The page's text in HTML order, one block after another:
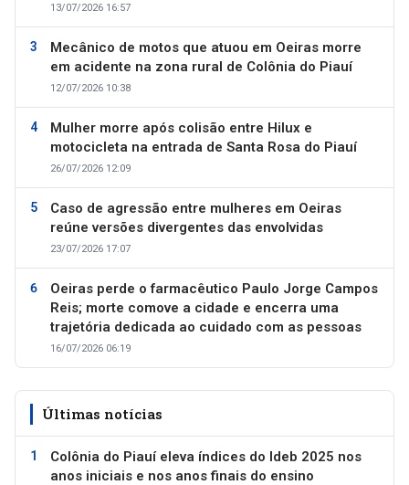
13/07/2026 16:57
Mecânico de motos que atuou em Oeiras morre
em acidente na zona rural de Colônia do Piauí
12/07/2026 10:38
Mulher morre após colisão entre Hilux e
motocicleta na entrada de Santa Rosa do Piauí
26/07/2026 12:09
Caso de agressão entre mulheres em Oeiras
reúne versões divergentes das envolvidas
23/07/2026 17:07
Oeiras perde o farmacêutico Paulo Jorge Campos
Reis; morte comove a cidade e encerra uma
trajetória dedicada ao cuidado com as pessoas
16/07/2026 06:19
Últimas notícias
Colônia do Piauí eleva índices do Ideb 2025 nos
anos iniciais e nos anos finais do ensino